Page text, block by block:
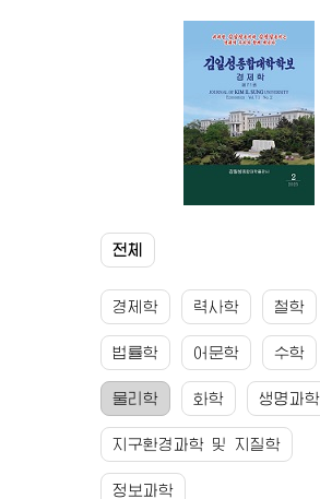
전체
경제학 력사학 철학
법률학 어문학 수학
물리학 화학 생명과학
지구환경과학 및 지질학
정보과학